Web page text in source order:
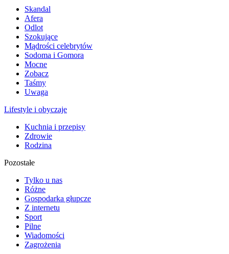
Skandal
Afera
Odlot
Szokujące
Mądrości celebrytów
Sodoma i Gomora
Mocne
Zobacz
Taśmy
Uwaga
Lifestyle i obyczaje
Kuchnia i przepisy
Zdrowie
Rodzina
Pozostałe
Tylko u nas
Różne
Gospodarka głupcze
Z internetu
Sport
Pilne
Wiadomości
Zagrożenia